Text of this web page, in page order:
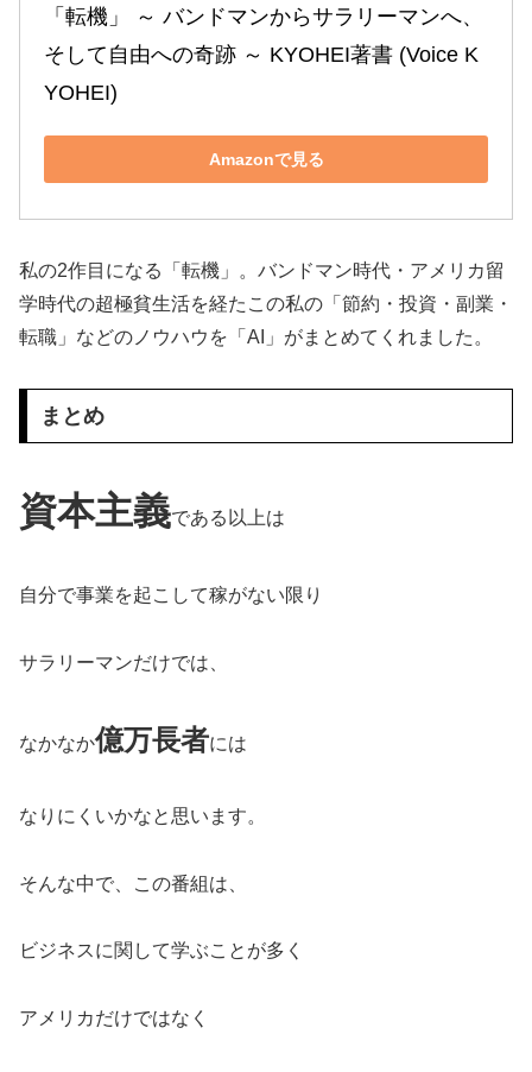
「転機」 ～ バンドマンからサラリーマンへ、
そして自由への奇跡 ～ KYOHEI著書 (Voice K
YOHEI)
Amazonで見る
私の2作目になる「転機」。バンドマン時代・アメリカ留
学時代の超極貧生活を経たこの私の「節約・投資・副業・
転職」などのノウハウを「AI」がまとめてくれました。
まとめ
資本主義である以上は
自分で事業を起こして稼がない限り
サラリーマンだけでは、
なかなか億万長者には
なりにくいかなと思います。
そんな中で、この番組は、
ビジネスに関して学ぶことが多く
アメリカだけではなく